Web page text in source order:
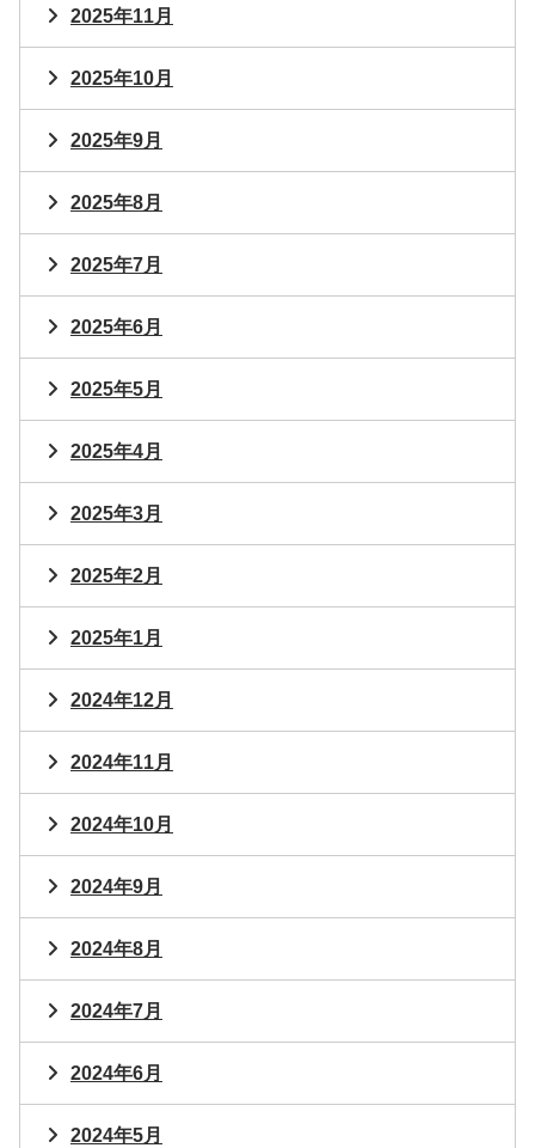
2025年11月
2025年10月
2025年9月
2025年8月
2025年7月
2025年6月
2025年5月
2025年4月
2025年3月
2025年2月
2025年1月
2024年12月
2024年11月
2024年10月
2024年9月
2024年8月
2024年7月
2024年6月
2024年5月